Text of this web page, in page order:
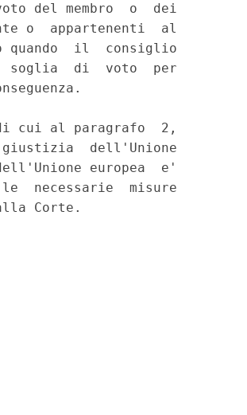
del membro  o  dei
o  appartenenti  al
quando  il  consiglio
soglia  di  voto  per
di cui al paragrafo  2,
dell'Unione
europea  e'
necessarie  misure
Corte.